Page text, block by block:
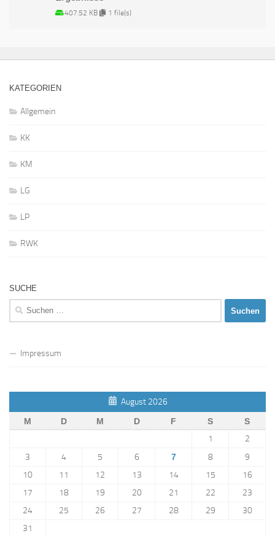
407.52 KB 1 file(s)
KATEGORIEN
Allgemein
KK
KM
LG
LP
RWK
SUCHE
Suchen
nach:
Impressum
August 2026
M D M D F S S
1
2
3
4 5 6 7 8
9
10
11 12 13 14 15
16
17
18 19 20 21 22
23
24
25 26 27 28 29
30
31